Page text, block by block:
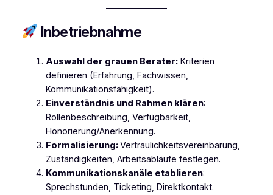
Inbetriebnahme
Auswahl der grauen Berater:Kriterien
definieren (Erfahrung, Fachwissen,
Kommunikationsfähigkeit).
Einverständnis und Rahmen klären:
Rollenbeschreibung, Verfügbarkeit,
Honorierung/Anerkennung.
Formalisierung:Vertraulichkeitsvereinbarung,
Zuständigkeiten, Arbeitsabläufe festlegen.
Kommunikationskanäle etablieren:
Sprechstunden, Ticketing, Direktkontakt.